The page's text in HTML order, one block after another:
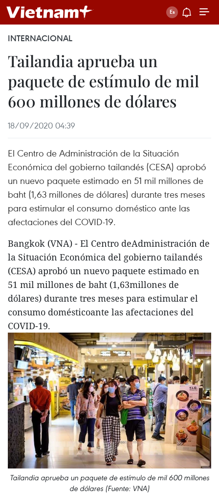
INTERNACIONAL
Tailandia aprueba un
paquete de estímulo de mil
600 millones de dólares
18/09/2020 04:39
El Centro de Administración de la Situación
Económica del gobierno tailandés (CESA) aprobó
un nuevo paquete estimado en 51 mil millones de
baht (1,63 millones de dólares) durante tres meses
para estimular el consumo doméstico ante las
afectaciones del COVID-19.
Bangkok (VNA) - El Centro deAdministración de
la Situación Económica del gobierno tailandés
(CESA) aprobó un nuevo paquete estimado en
51 mil millones de baht (1,63millones de
dólares) durante tres meses para estimular el
consumo domésticoante las afectaciones del
COVID-19.
Tailandia aprueba un paquete de estímulo de mil 600 millones
de dólares (Fuente: VNA)